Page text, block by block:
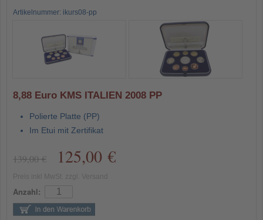
Artikelnummer: ikurs08-pp
8,88 Euro KMS ITALIEN 2008 PP
Polierte Platte (PP)
Im Etui mit Zertifikat
139,00 € 125,00 €
Anzahl: